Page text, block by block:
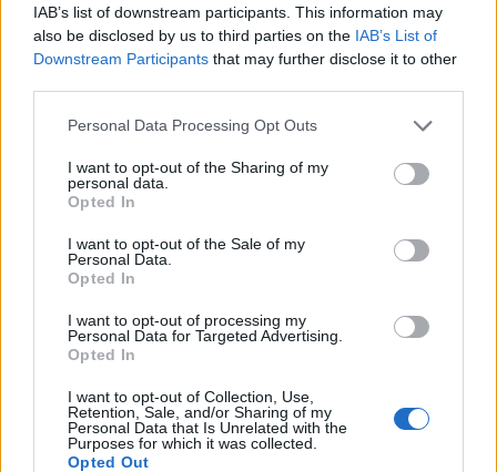
IAB’s list of downstream participants. This information may
also be disclosed by us to third parties on the IAB’s List of
Downstream Participants that may further disclose it to other
Personal Data Processing Opt Outs
I want to opt-out of the Sharing of my
personal data.
Opted In
I want to opt-out of the Sale of my
Personal Data.
Opted In
I want to opt-out of processing my
Personal Data for Targeted Advertising.
Opted In
I want to opt-out of Collection, Use,
Retention, Sale, and/or Sharing of my
Personal Data that Is Unrelated with the
Purposes for which it was collected.
Opted Out
ambiciózus terv egyre távolabbinak tűnik....
KEDVES OLVASÓNK!
A keresett cikk a portfolio.hu hírarchívumához
regisztrációhoz kötött.
Portfolio.hu teljes cikkarchívum
Kötéslisták: BÉT elmúlt 2 év napon belüli
MÁR ELŐFIZETŐNK VAGY?BEJELENTKEZÉS